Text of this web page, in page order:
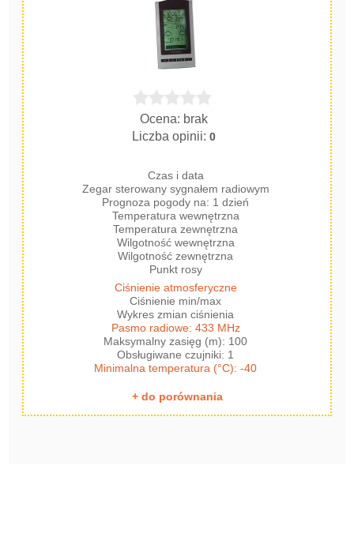
Ocena: brak
Liczba opinii:0
Czas i data
Zegar sterowany sygnałem radiowym
Prognoza pogody na: 1 dzień
Temperatura wewnętrzna
Temperatura zewnętrzna
Wilgotność wewnętrzna
Wilgotność zewnętrzna
Punkt rosy
Ciśnienie atmosferyczne
Ciśnienie min/max
Wykres zmian ciśnienia
Pasmo radiowe: 433 MHz
Maksymalny zasięg (m): 100
Obsługiwane czujniki: 1
Minimalna temperatura (°C): -40
+ do porównania